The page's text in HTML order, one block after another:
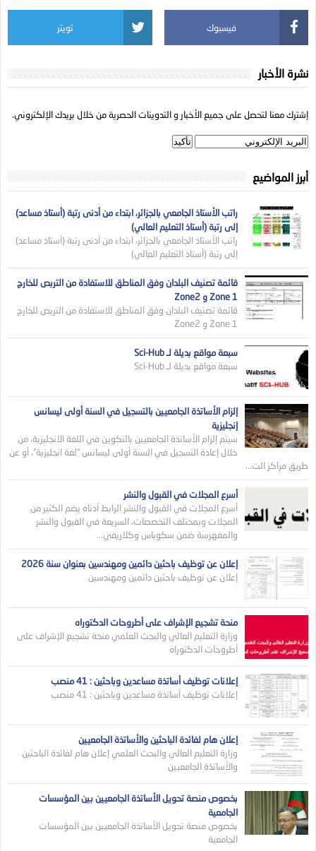
فيسبوك تويتر
نشرة الأخبار
إشترك معنا لتحصل على جميع الأخبار و التدوينات الحصرية من خلال بريدك الإلكتروني.
أبرز المواضيع
راتب الأستاذ الجامعي بالجزائر، ابتداء من أدنى رتبة (أستاذ مساعد)
إلى رتبة (أستاذ التعليم العالي)
راتب الأستاذ الجامعي بالجزائر، ابتداء من أدنى رتبة (أستاذ مساعد)
إلى رتبة (أستاذ التعليم العالي)
قائمة تصنيف البلدان وفق المناطق للاستفادة من التربص للخارج
Zone 1 و Zone2
قائمة تصنيف البلدان وفق المناطق للاستفادة من التربص للخارج
Zone 1 و Zone2
سبعة مواقع بديلة لـ Sci-Hub
سبعة مواقع بديلة لـ Sci-Hub
إلزام الأساتذة الجامعيين بالتسجيل في السنة أولى ليسانس
إنجليزية
سيتم إلزام الأساتذة الجامعيين بالتكوين في اللغة الانجليزية، من
خلال إعادة التسجيل في السنة أولى ليسانس “لغة انجليزية”، أو عن
طريق مراكز الت...
أسرع المجلات في القبول والنشر
أسرع المجلات في القبول والنشر الرابط أدناه يضم الكثير من
المجلات وبمختلف التخصصات، السريعة في القبول والنشر
والمفهرسة ضمن سكوباس وكلاريفي...
إعلان عن توظيف باحثين دائمين ومهندسين بعنوان سنة 2026
إعلان عن توظيف باحثين دائمين ومهندسين
منحة تشجيع الإشراف على أطروحات الدكتوراه
وزارة التعليم العالي والبجث العلمي منحة تشجيع الإشراف على
أطروحات الدكتوراه
إعلانات توظيف أساتذة مساعدين وباحثين : 41 منصب
إعلانات توظيف أساتذة مساعدين وباحثين : 41 منصب
إعلان هام لفائدة الباحثين والأساتذة الجامعيين
وزارة التعليم العالي والبحث العلمي إعلان هام لفائدة الباحثين
والأساتذة الجامعيين
بخصوص منصة تحويل الأساتذة الجامعيين بين المؤسسات
الجامعية
بخصوص منصة تحويل الأساتذة الجامعيين بين المؤسسات
الجامعية